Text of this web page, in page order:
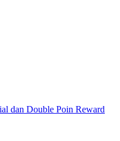
dan Double Poin Reward